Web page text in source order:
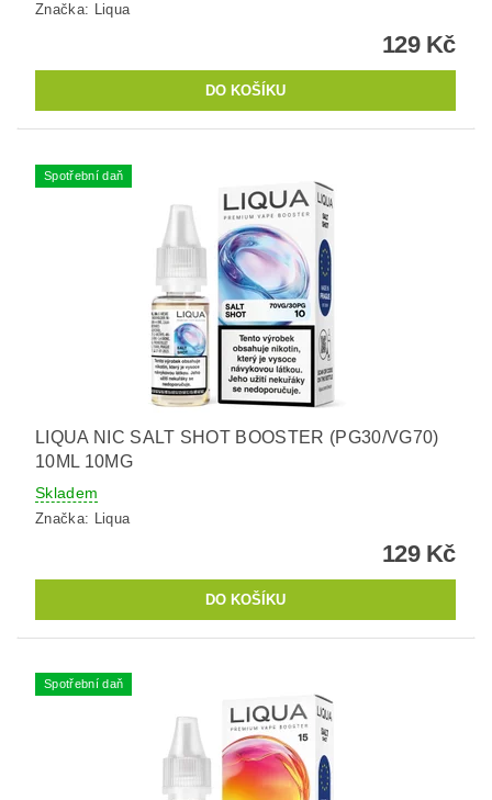
Značka: Liqua
129 Kč
Spotřební daň
LIQUA NIC SALT SHOT BOOSTER (PG30/VG70)
10ML 10MG
Skladem
Značka: Liqua
129 Kč
Spotřební daň